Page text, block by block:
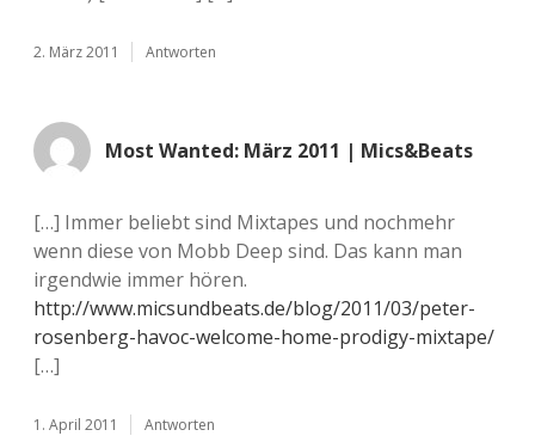
2. März 2011 Antworten
Most Wanted: März 2011 | Mics&Beats
[…] Immer beliebt sind Mixtapes und nochmehr
wenn diese von Mobb Deep sind. Das kann man
irgendwie immer hören.
http://www.micsundbeats.de/blog/2011/03/peter-
rosenberg-havoc-welcome-home-prodigy-mixtape/
[…]
1. April 2011 Antworten